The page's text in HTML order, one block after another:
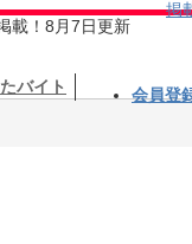
載！8月7日更新
掲
バイト 会員登